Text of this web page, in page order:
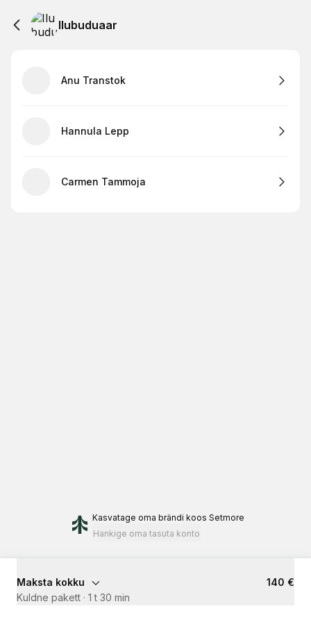
Ilubuduaar
Anu Transtok
Hannula Lepp
Carmen Tammoja
Kasvatage oma brändi koos Setmore
Hankige oma tasuta konto
Maksta kokku
140 €
Kuldne pakett · 1 t 30 min